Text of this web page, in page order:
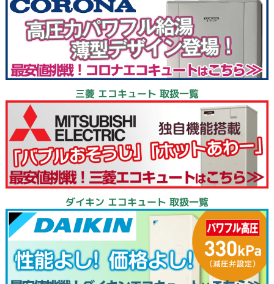
三菱 エコキュート 取扱一覧
ダイキン エコキュート 取扱一覧